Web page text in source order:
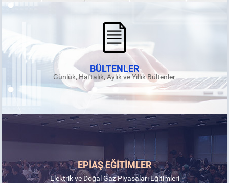
BÜLTENLER
Günlük, Haftalık, Aylık ve Yıllık Bültenler
EPİAŞ EĞİTİMLER
Elektrik ve Doğal Gaz Piyasaları Eğitimleri